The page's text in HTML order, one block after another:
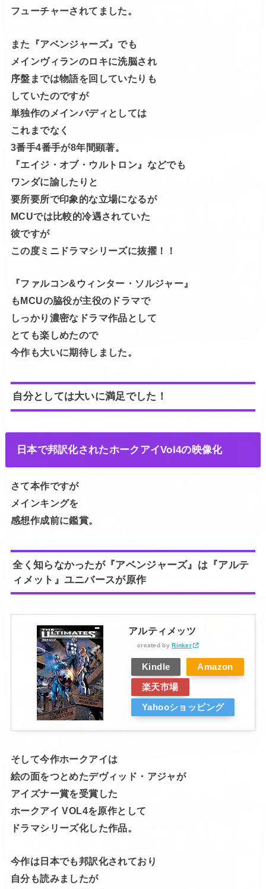
フューチャーされてました。
また『アベンジャーズ』でも
メインヴィランのロキに洗脳され
序盤までは物語を回していたりも
していたのですが
単独作のメインバディとしては
これまでなく
3番手4番手が8年間顕著。
『エイジ・オブ・ウルトロン』などでも
ワンダに諭したりと
要所要所で印象的な立場になるが
MCUでは比較的冷遇されていた
彼ですが
この度ミニドラマシリーズに抜擢！！
『ファルコン&ウィンター・ソルジャー』
もMCUの脇役が主役のドラマで
しっかり濃密なドラマ作品として
とても楽しめたので
今作も大いに期待しました。
自分としては大いに満足でした！
日本で邦訳化されたホークアイVol4の映像化
さて本作ですが
メインキングを
感想作成前に鑑賞。
全く知らなかったが『アベンジャーズ』は『アルテ
ィメット』ユニバースが原作
アルティメッツ
created byRinker
Kindle Amazon
楽天市場
Yahooショッピング
そして今作ホークアイは
絵の面をつとめたデヴィッド・アジャが
アイズナー賞を受賞した
ホークアイ VOL4を原作として
ドラマシリーズ化した作品。
今作は日本でも邦訳化されており
自分も読みましたが